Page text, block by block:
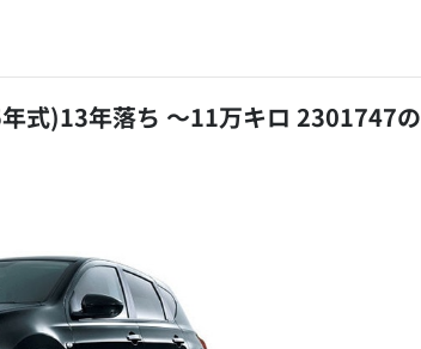
式)13年落ち ～11万キロ 2301747の